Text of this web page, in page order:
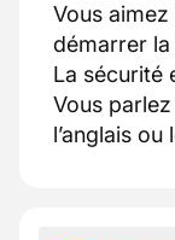
Vous
démarrer
La sécurité
Vous
l’anglais ou